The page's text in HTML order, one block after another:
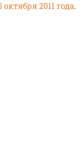
октября 2011 года.